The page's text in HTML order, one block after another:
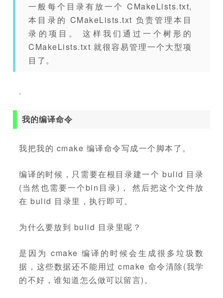
一般每个目录有放一个 CMakeLists.txt,
本目录的 CMakeLists.txt 负责管理本目
录的项目。 这样我们通过一个树形的
CMakeLists.txt 就很容易管理一个大型项
目了。
.
我的编译命令
我把我的 cmake 编译命令写成一个脚本了。
编译的时候，只需要在根目录建一个 bulid 目录
(当然也需要一个bin目录)， 然后把这个文件放
在 bulid 目录里，执行即可。
为什么要放到 bulid 目录里呢？
是因为 cmake 编译的时候会生成很多垃圾数
据，这些数据还不能用过 cmake 命令清除(我学
的不好，谁知道怎么做可以留言)。